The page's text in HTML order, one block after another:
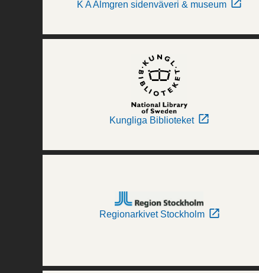
K A Almgren sidenväveri & museum
Kungliga Biblioteket
Regionarkivet Stockholm